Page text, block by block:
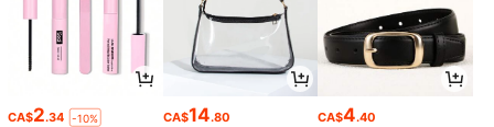
CA$2.34 -10% CA$14.80 CA$4.40